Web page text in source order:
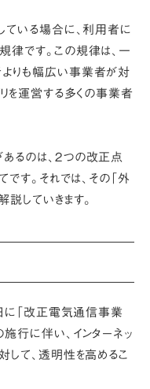
ている場合に、利用者に
です。この規律は、一
りも幅広い事業者が対
を運営する多くの事業者
るのは、2つの改正点
す。それでは、その「外
していきます。
「改正電気通信事業
施行に伴い、インターネッ
して、透明性を高めるこ